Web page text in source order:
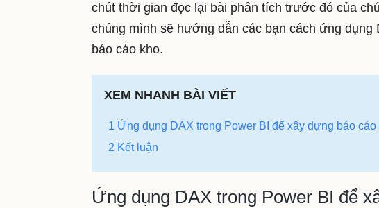
chút thời gian đọc lại bài phân tích trước đó của
chúng mình sẽ hướng dẫn các bạn cách ứng
báo cáo kho.
XEM NHANH BÀI VIẾT
1 Ứng dụng DAX trong Power BI để xây dựng báo cáo
2 Kết luận
Ứng dụng DAX trong Power BI để